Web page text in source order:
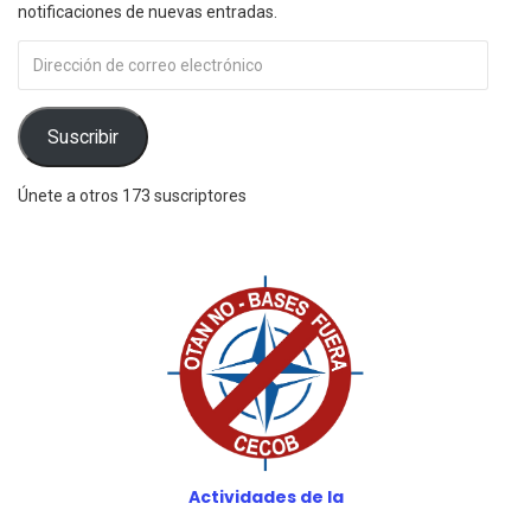
notificaciones de nuevas entradas.
de
electrónico
Suscribir
Únete a otros 173 suscriptores
Actividades de la